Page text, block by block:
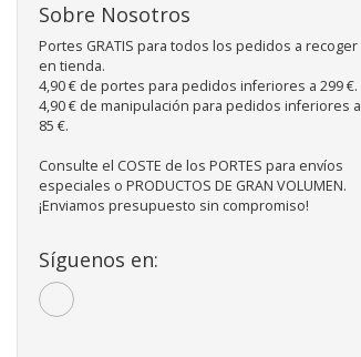
Sobre Nosotros
Portes GRATIS para todos los pedidos a recoger
en tienda.
4,90 € de portes para pedidos inferiores a 299 €.
4,90 € de manipulación para pedidos inferiores a
85 €.
Consulte el COSTE de los PORTES para envíos
especiales o PRODUCTOS DE GRAN VOLUMEN.
¡Enviamos presupuesto sin compromiso!
Síguenos en: